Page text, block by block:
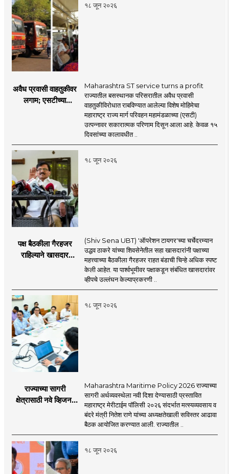
१८ जून २०२६
अवैध प्रवासी वाहतुकीवर
लगाम; एसटीच्या
Maharashtra ST service turns a profit
राज्यातील बसस्थानक परिसरातील अवैध प्रवासी
वाहतुकीविरोधात राबविण्यात आलेल्या विशेष मोहिमेचा
महाराष्ट्र राज्य मार्ग परिवहन महामंडळाच्या (एसटी)
उत्पन्नावर सकारात्मक परिणाम दिसून आला आहे. केवळ १५
दिवसांच्या कालावधीत ..
१८ जून २०२६
पक्ष बैठकीला गैरहजर
राहिल्याने खासदार
काय सांगतो?
(Shiv Sena UBT) 'ऑपरेशन टायगर'च्या चर्चेदरम्यान
उद्धव ठाकरे यांच्या शिवसेनेतील सहा खासदारांनी पक्षाच्या
महत्त्वाच्या बैठकीला गैरहजर राहत बंडाची चिन्हे अधिक स्पष्ट
केली आहेत. या पार्श्वभूमीवर पक्षाकडून संबंधित खासदारांवर
व्हीपचे उल्लंघन केल्याप्रकरणी ..
१८ जून २०२६
राज्याच्या सागरी
क्षेत्रासाठी नवे व्हिजन;
प्रस्ताव
Maharashtra Maritime Policy 2026 राज्याच्या
सागरी अर्थव्यवस्थेला नवी दिशा देण्यासाठी प्रस्तावित
महाराष्ट्र मेरीटाईम पॉलिसी २०२६ संदर्भात मत्स्यव्यवसाय व
बंदरे मंत्री नितेश राणे यांच्या अध्यक्षतेखाली सविस्तर आढावा
बैठक आयोजित करण्यात आली. राज्यातील ..
१८ जून २०२६